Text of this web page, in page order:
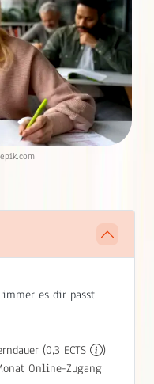
es dir passt
(0,3 ECTS )
Online-Zugang